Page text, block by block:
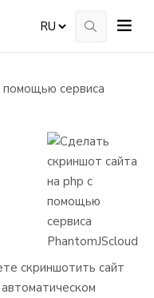
помощью сервиса
скриншотить сайт